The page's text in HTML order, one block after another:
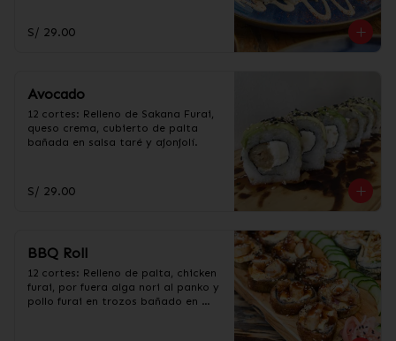
S/ 29.00
Avocado
12 cortes: Relleno de Sakana Furai,
queso crema, cubierto de palta
bañada en salsa taré y ajonjolí.
S/ 29.00
BBQ Roll
12 cortes: Relleno de palta, chicken
furai, por fuera alga nori al panko y
pollo furai en trozos bañado en